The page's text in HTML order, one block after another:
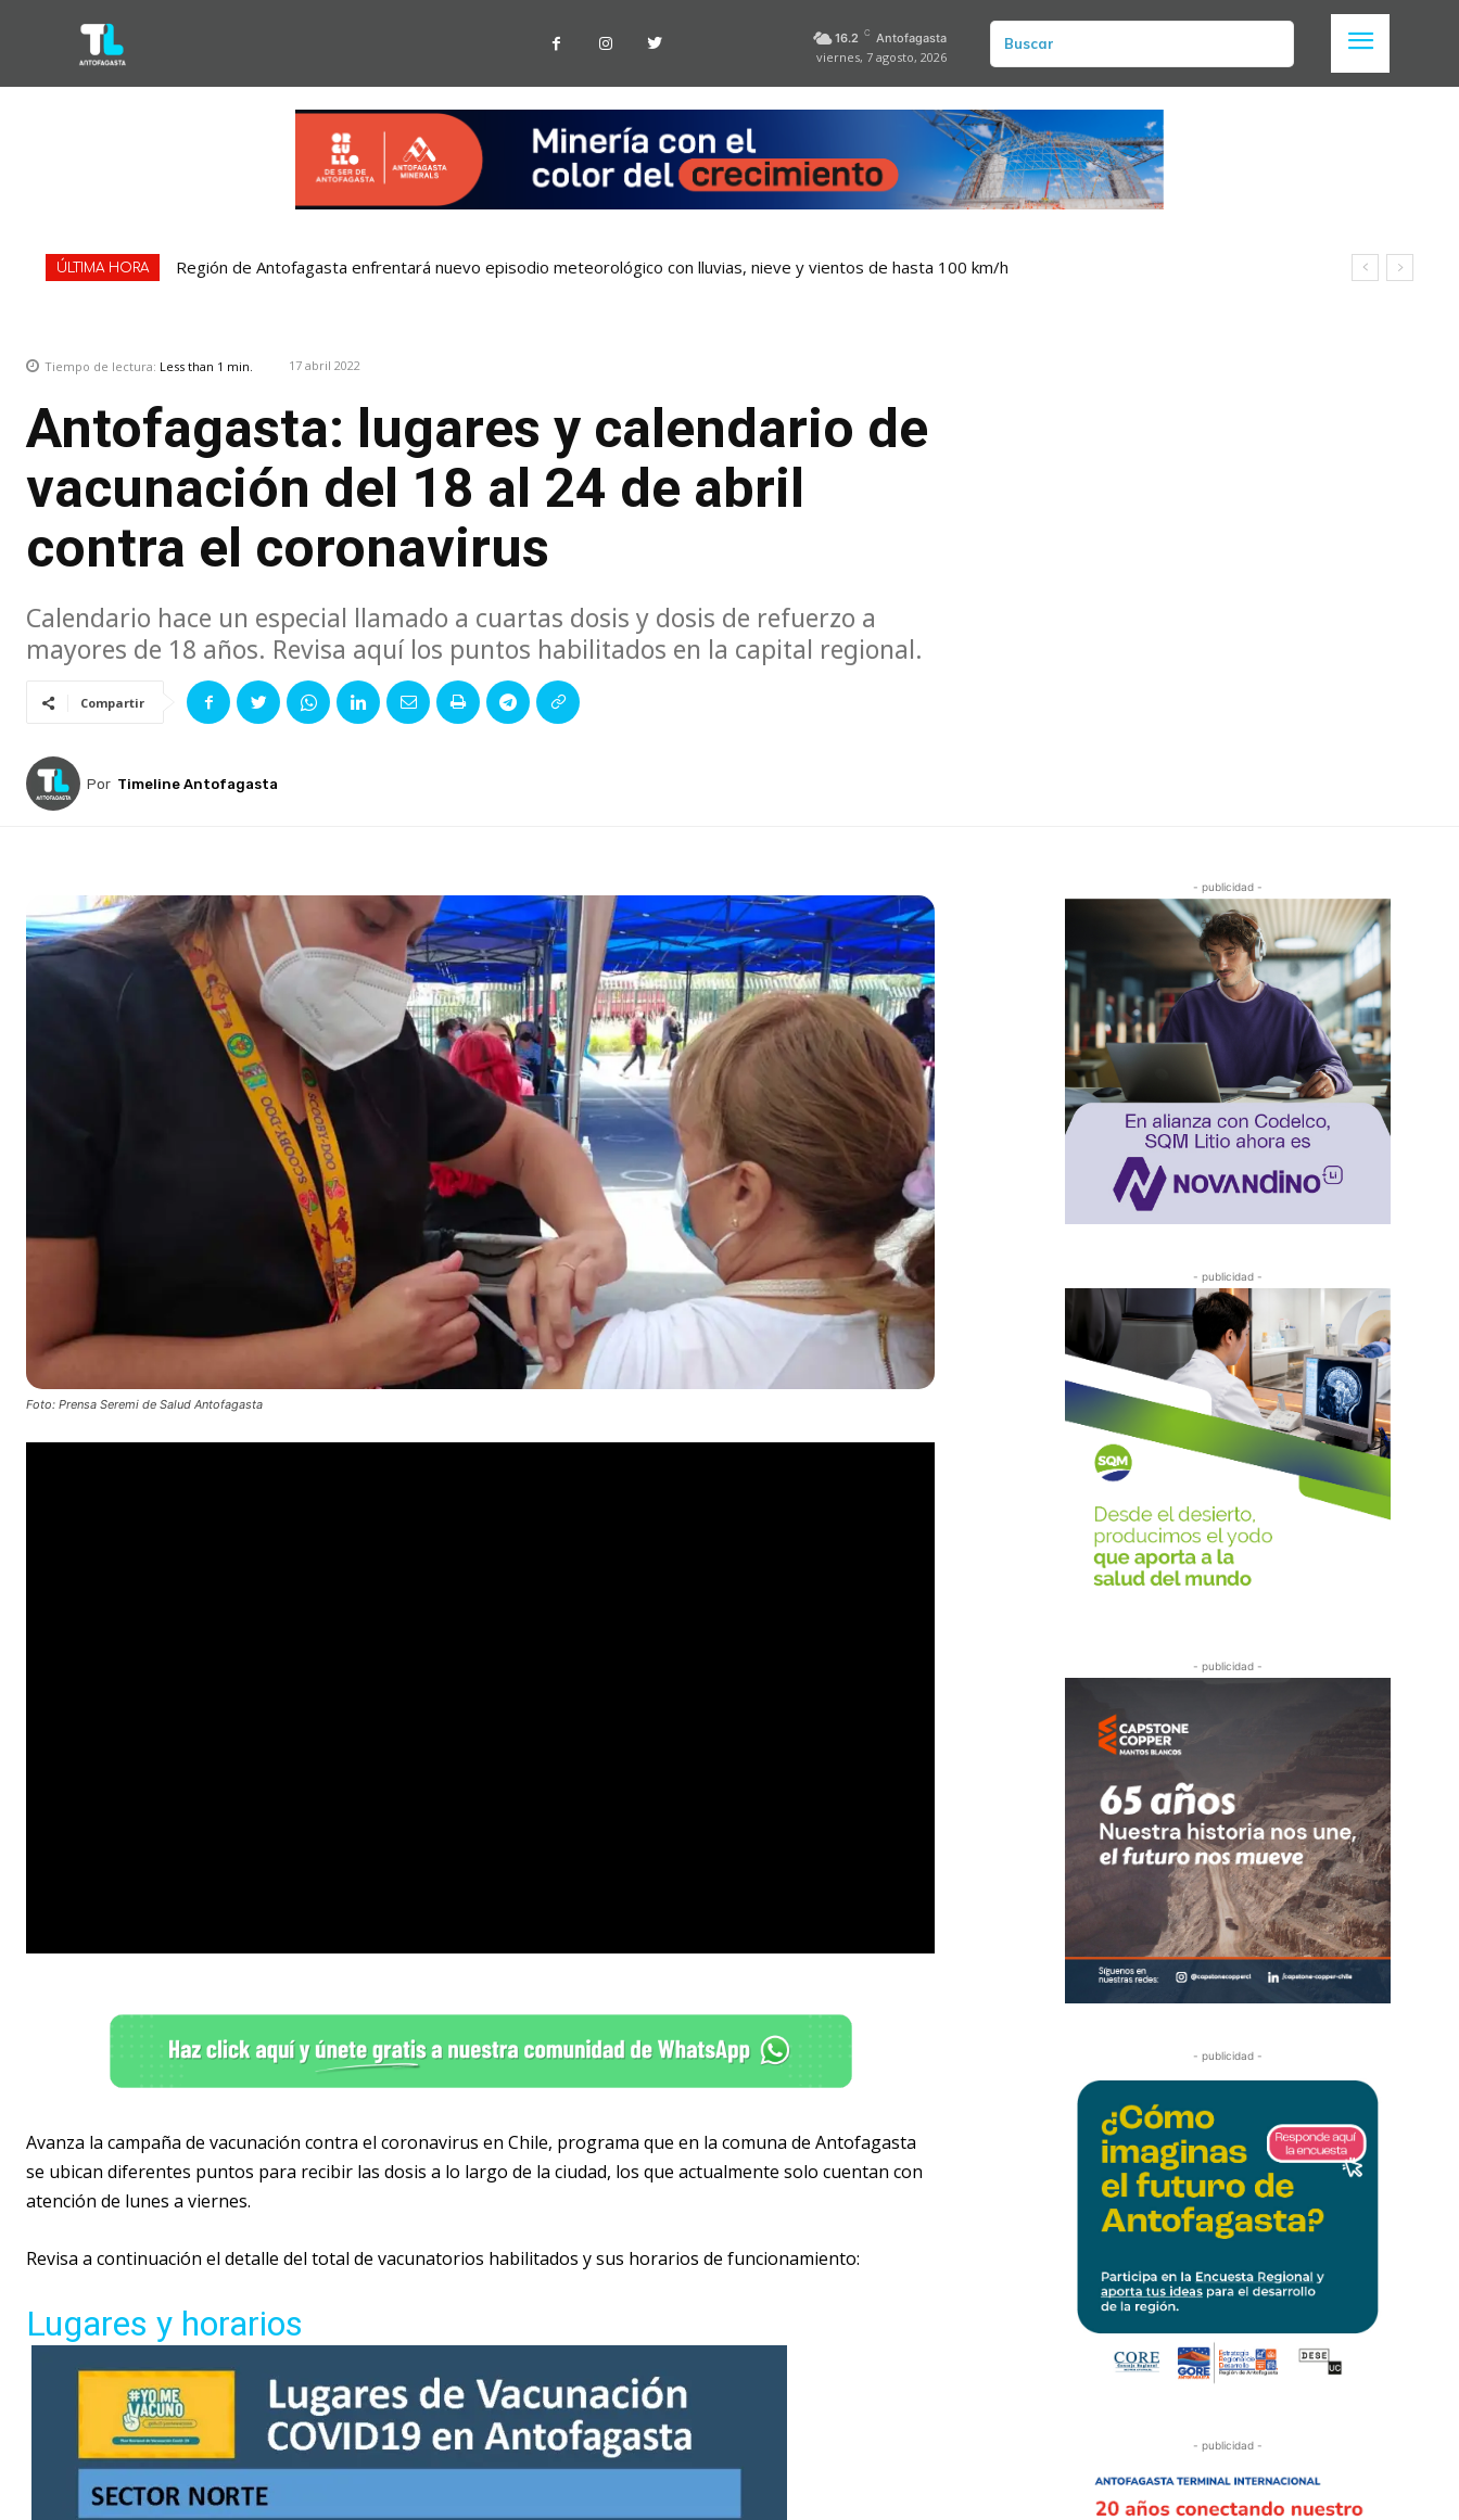
16.2 C Antofagasta
viernes, 7 agosto, 2026
Buscar
ÚLTIMA HORA Región de Antofagasta enfrentará nuevo episodio meteorológico con lluvias, nieve y vientos de hasta 100 km/h
Bipay explica: Así funciona el pago con tarjetas bancarias en las micros de Antofagasta
Tiempo de lectura: Less than 1 min. 17 abril 2022
Antofagasta: lugares y calendario de
vacunación del 18 al 24 de abril
contra el coronavirus
Calendario hace un especial llamado a cuartas dosis y dosis de refuerzo a
mayores de 18 años. Revisa aquí los puntos habilitados en la capital regional.
Compartir
Por Timeline Antofagasta
Foto: Prensa Seremi de Salud Antofagasta
Avanza la campaña de vacunación contra el coronavirus en Chile, programa que en la comuna de Antofagasta
se ubican diferentes puntos para recibir las dosis a lo largo de la ciudad, los que actualmente solo cuentan con
atención de lunes a viernes.
Revisa a continuación el detalle del total de vacunatorios habilitados y sus horarios de funcionamiento:
Lugares y horarios
- publicidad -
- publicidad -
- publicidad -
- publicidad -
- publicidad -